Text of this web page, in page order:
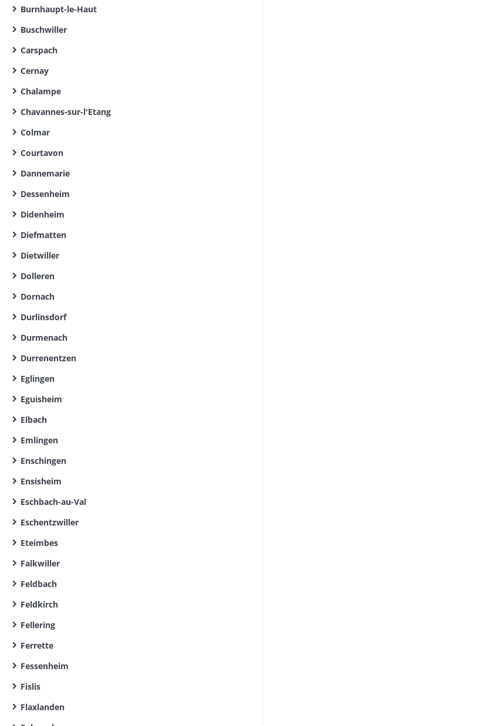
Burnhaupt-le-Haut
Buschwiller
Carspach
Cernay
Chalampe
Chavannes-sur-l'Etang
Colmar
Courtavon
Dannemarie
Dessenheim
Didenheim
Diefmatten
Dietwiller
Dolleren
Dornach
Durlinsdorf
Durmenach
Durrenentzen
Eglingen
Eguisheim
Elbach
Emlingen
Enschingen
Ensisheim
Eschbach-au-Val
Eschentzwiller
Eteimbes
Falkwiller
Feldbach
Feldkirch
Fellering
Ferrette
Fessenheim
Fislis
Flaxlanden